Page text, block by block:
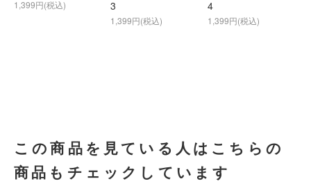
1,399円(税込) 3
1,399円(税込)
4
1,399円(税込)
この商品を見ている人はこちらの
商品もチェックしています